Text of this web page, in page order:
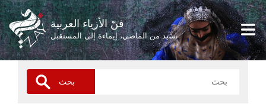
فنّ الأزياء العربية
نشيد من الماضي، إيماءة إلى المستقبل